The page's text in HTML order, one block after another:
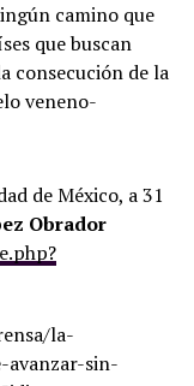
camino que
que buscan
consecución de la
veneno-
de México, a 31
Obrador
la-
avanzar-sin-